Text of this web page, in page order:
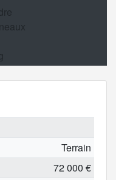
Terrain
72 000 €